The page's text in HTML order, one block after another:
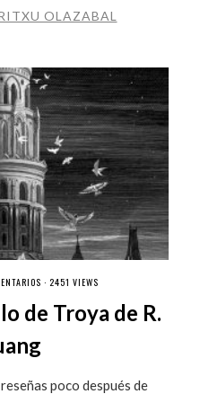
OLAZABAL
· 2451 VIEWS
de Troya de R.
poco después de